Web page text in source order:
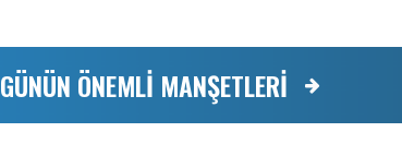
GÜNÜN ÖNEMLİ MANŞETLERİ